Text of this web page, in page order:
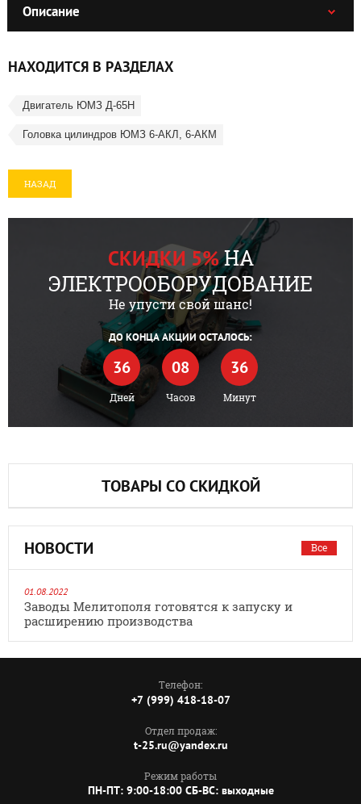
Описание
НАХОДИТСЯ В РАЗДЕЛАХ
Двигатель ЮМЗ Д-65Н
Головка цилиндров ЮМЗ 6-АКЛ, 6-АКМ
НАЗАД
СКИДКИ 5%НА
ЭЛЕКТРООБОРУДОВАНИЕ
Не упусти свой шанс!
ДО КОНЦА АКЦИИ ОСТАЛОСЬ:
36
Дней
08
Часов
36
Минут
ТОВАРЫ СО СКИДКОЙ
НОВОСТИ Все
01.08.2022
Заводы Мелитополя готовятся к запуску и
расширению производства
Телефон:
+7 (999) 418-18-07
Отдел продаж:
t-25.ru@yandex.ru
Режим работы
ПН-ПТ: 9:00-18:00 СБ-ВС: выходные